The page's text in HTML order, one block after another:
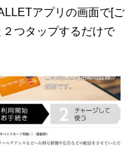
アプリの画面で[ご
つタップするだけで